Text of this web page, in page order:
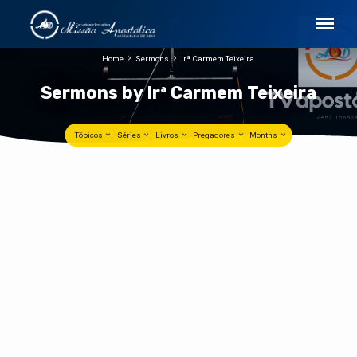
Sermons by Irª Carmem Teixeira
Home Sermons Irª Carmem Teixeira
Tópicos Séries Livros Pregadores Months